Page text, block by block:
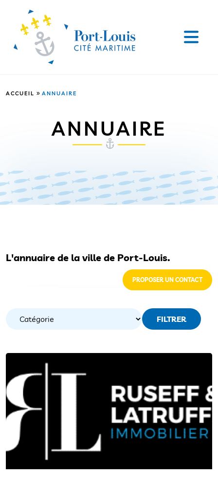
ACCUEIL » ANNUAIRE
ANNUAIRE
L'annuaire de la ville de Port-Louis.
PROPOSER UN CONTACT
FILTRER